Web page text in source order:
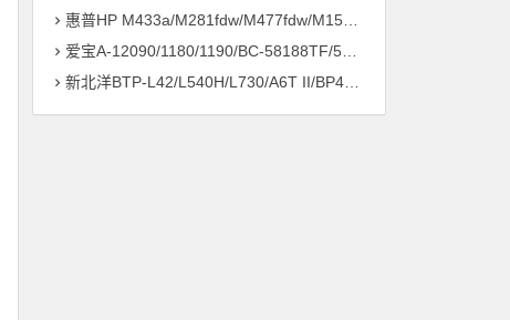
惠普HP M433a/M281fdw/M477fdw/M154a/M126nw打印机驱动安装问题远程解决方案
爱宝A-12090/1180/1190/BC-58188TF/58186打印机驱动安装问题远程解决方案
新北洋BTP-L42/L540H/L730/A6T II/BP420/430打印机驱动安装问题远程解决方案